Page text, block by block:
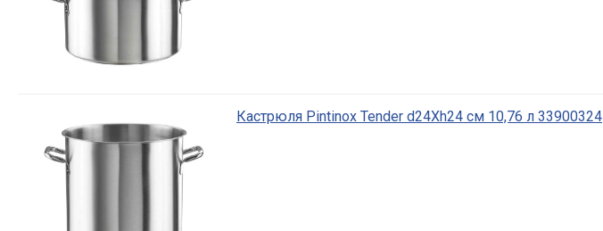
Кастрюля Pintinox Tender d24Xh24 см 10,76 л 33900324